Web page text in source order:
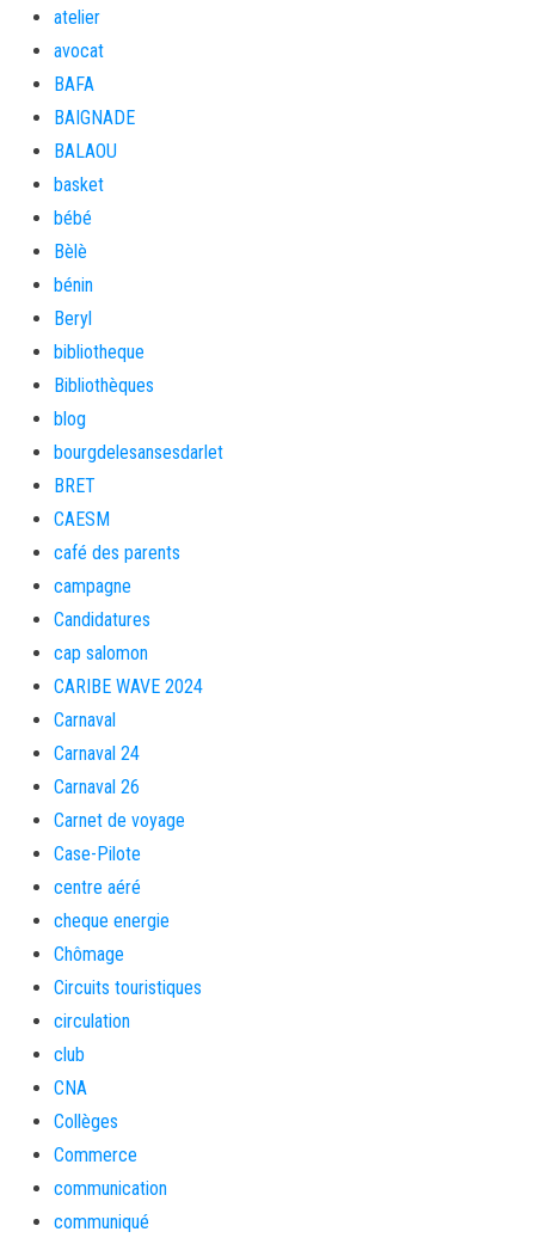
atelier
avocat
BAFA
BAIGNADE
BALAOU
basket
bébé
Bèlè
bénin
Beryl
bibliotheque
Bibliothèques
blog
bourgdelesansesdarlet
BRET
CAESM
café des parents
campagne
Candidatures
cap salomon
CARIBE WAVE 2024
Carnaval
Carnaval 24
Carnaval 26
Carnet de voyage
Case-Pilote
centre aéré
cheque energie
Chômage
Circuits touristiques
circulation
club
CNA
Collèges
Commerce
communication
communiqué